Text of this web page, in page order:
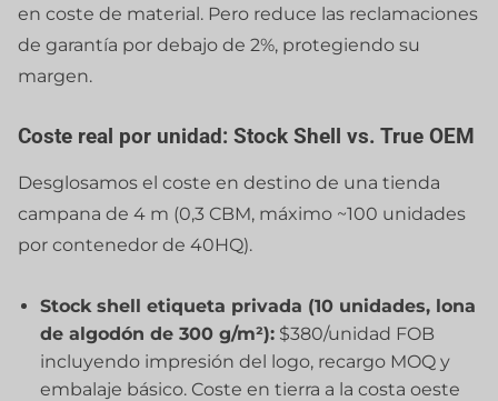
en coste de material. Pero reduce las reclamaciones
de garantía por debajo de 2%, protegiendo su
margen.
Coste real por unidad: Stock Shell vs. True OEM
Desglosamos el coste en destino de una tienda
campana de 4 m (0,3 CBM, máximo ~100 unidades
por contenedor de 40HQ).
Stock shell etiqueta privada (10 unidades, lona
de algodón de 300 g/m²): $380/unidad FOB
incluyendo impresión del logo, recargo MOQ y
embalaje básico. Coste en tierra a la costa oeste